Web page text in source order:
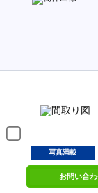
写真満載
お問い合